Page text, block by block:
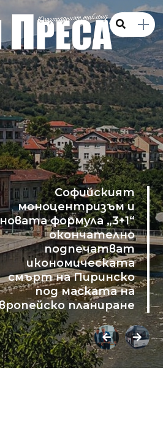
Софийският
моноцентризъм и
новата формула „3+1“
окончателно
подпечатват
икономическата
смърт на Пиринско
под маската на
планиране